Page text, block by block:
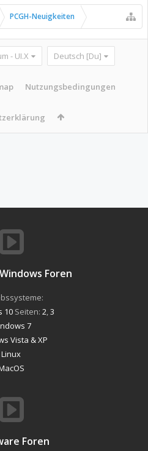
PCGH-Neuigkeiten
- UI.X Deutsch [Du]
Nutzungsbedingungen
Foren
10Seiten: 2 3
7
Vista & XP
Linux
Foren